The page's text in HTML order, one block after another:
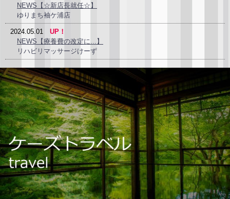
NEWS【☆新店長就任☆】
ゆりまち袖ケ浦店
2024.05.01 UP！
NEWS【療養費の改定に...】
リハビリマッサージけーず